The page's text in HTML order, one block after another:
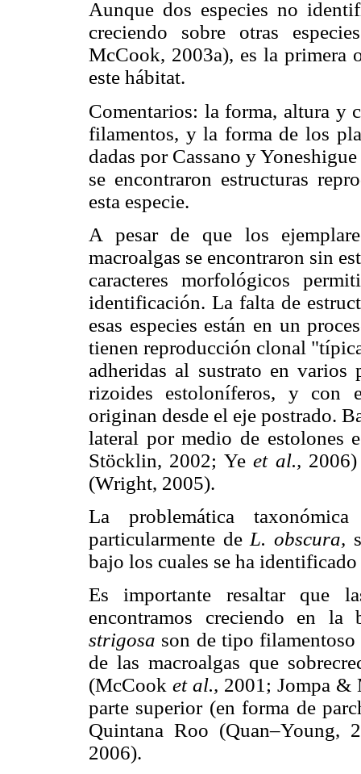
Aunque dos especies no
creciendo sobre otras
McCook, 2003a), es la primera
este hábitat.
Comentarios: la forma, altura y
filamentos, y la forma de los
dadas por Cassano y
se encontraron estructuras
esta especie.
A pesar de que los
macroalgas se encontraron sin
caracteres morfológicos
identificación. La falta de
esas especies están en un
tienen reproducción clonal
adheridas al sustrato en
rizoides estoloníferos, y con
originan desde el eje postrado.
lateral por medio de estolones
Stöcklin, 2002; Yeet al.,
(Wright, 2005).
La problemática
particularmente de L. obscura,
bajo los cuales se ha identificado
Es importante resaltar que
encontramos creciendo en
strigosa son de tipo filamentoso
de las macroalgas que
(McCook et al., 2001; Jompa
parte superior (en forma de
Quintana Roo (Quan–Young,
2006).